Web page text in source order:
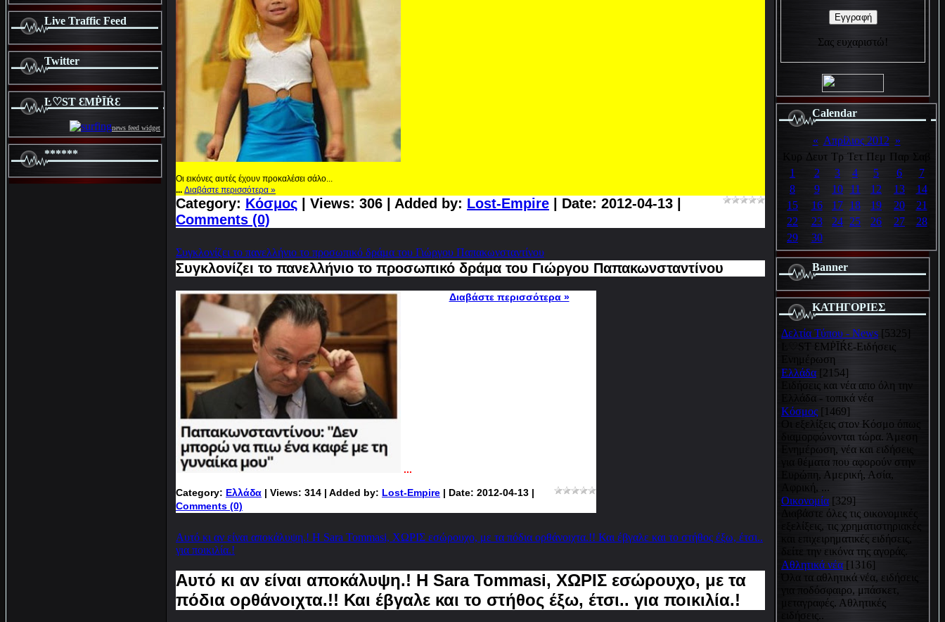
Live Traffic Feed
Twitter
Ŀ♡SƬ ƐMṖĪŔƐ
news feed widget
******
Οι εικόνες αυτές έχουν προκαλέσει σάλο...
... Διαβάστε περισσότερα »
Category: Κόσμος | Views: 306 | Added by: Lost-Empire | Date: 2012-04-13
Comments (0)
Συγκλονίζει το πανελλήνιο το προσωπικό δράμα του Γιώργου Παπακωνσταντίνου
Συγκλονίζει το πανελλήνιο το προσωπικό δράμα του Γιώργου Παπακωνσταντίνου
...
Διαβάστε περισσότερα »
Category: Ελλάδα | Views: 314 | Added by: Lost-Empire | Date: 2012-04-13 |
Comments (0)
Αυτό κι αν είναι αποκάλυψη.! Η Sara Tommasi, ΧΩΡΙΣ εσώρουχο, με τα πόδια ορθάνοιχτα.!! Και έβγαλε και το στήθος έξω, έτσι..
για ποικιλία.!
Αυτό κι αν είναι αποκάλυψη.! Η Sara Tommasi, ΧΩΡΙΣ εσώρουχο, με τα
πόδια ορθάνοιχτα.!! Και έβγαλε και το στήθος έξω, έτσι.. για ποικιλία.!
Σας ευχαριστώ!
Calendar
« Απρίλιος 2012 »
Κυρ Δευτ Τρ Τετ Πεμ Παρ Σαβ
1
2 3 4 5 6
7
8
9 10 11 12 13
14
15
16 17 18 19 20
21
22
23 24 25 26 27
28
29
30
Banner
ΚΑΤΗΓΟΡΙΕΣ
Δελτία Τύπου - News [5325]
Ŀ♡SƬ ƐMṖĪŔƐ-Ειδήσεις
Ενημέρωση
Ελλάδα [2154]
Ειδήσεις και νέα απο όλη την
Ελλάδα - τοπικά νέα
Κόσμος [1469]
Οι εξελίξεις στον Κόσμο όπως
διαμορφώνονται τώρα. Άμεση
Ενημέρωση, νέα και ειδήσεις
για θέματα που αφορούν στην
Ευρώπη, Αμερική, Ασία,
Αφρική, ...
Οικονομία [329]
Διαβάστε όλες τις οικονομικές
εξελίξεις, τις χρηματιστηριακές
και επιχειρηματικές ειδήσεις,
δείτε την εικόνα της αγοράς.
Αθλητικά νέα [1316]
Όλα τα αθλητικά νέα, ειδήσεις
για ποδόσφαιρο, μπάσκετ,
μεταγραφές. Αθλητικές
ειδήσεις..